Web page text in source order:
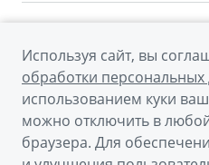
ATLAS
OKAVANGO
MONJARO
Новости
Наша команда
Правовая информация
Мы в соцсетях
Используя сайт, вы
обработки
использованием куки
можно отключить в
браузера. Для